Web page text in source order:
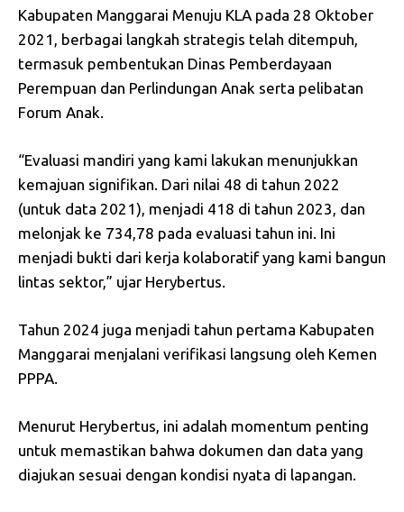
Kabupaten Manggarai Menuju KLA pada 28 Oktober
2021, berbagai langkah strategis telah ditempuh,
termasuk pembentukan Dinas Pemberdayaan
Perempuan dan Perlindungan Anak serta pelibatan
Forum Anak.
“Evaluasi mandiri yang kami lakukan menunjukkan
kemajuan signifikan. Dari nilai 48 di tahun 2022
(untuk data 2021), menjadi 418 di tahun 2023, dan
melonjak ke 734,78 pada evaluasi tahun ini. Ini
menjadi bukti dari kerja kolaboratif yang kami bangun
lintas sektor,” ujar Herybertus.
Tahun 2024 juga menjadi tahun pertama Kabupaten
Manggarai menjalani verifikasi langsung oleh Kemen
PPPA.
Menurut Herybertus, ini adalah momentum penting
untuk memastikan bahwa dokumen dan data yang
diajukan sesuai dengan kondisi nyata di lapangan.